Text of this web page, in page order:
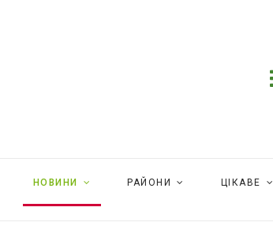
НОВИНИ РАЙОНИ ЦІКАВЕ